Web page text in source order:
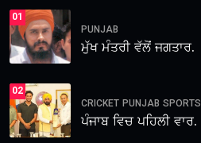
01
PUNJAB
ਮੁੱਖ ਮੰਤਰੀ ਵੱਲੋਂ ਜਗਤਾਰ.
02
CRICKET PUNJAB SPORTS
ਪੰਜਾਬ ਵਿਚ ਪਹਿਲੀ ਵਾਰ.